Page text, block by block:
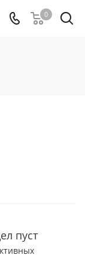
0
пуст